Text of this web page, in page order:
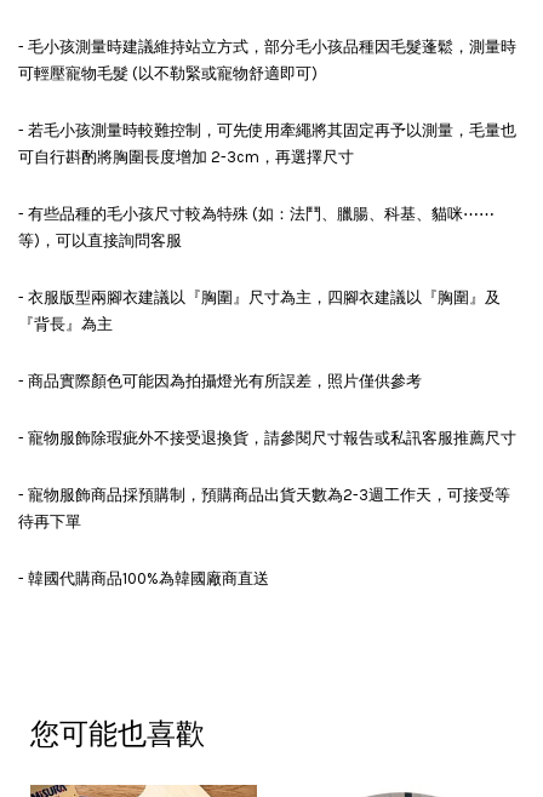
- 毛小孩測量時建議維持站立方式，部分毛小孩品種因毛髮蓬鬆，測量時
可輕壓寵物毛髮 (以不勒緊或寵物舒適即可)
- 若毛小孩測量時較難控制，可先使用牽繩將其固定再予以測量，毛量也
可自行斟酌將胸圍長度增加 2-3cm，再選擇尺寸
- 有些品種的毛小孩尺寸較為特殊 (如：法鬥、臘腸、科基、貓咪⋯⋯
等)，可以直接詢問客服
- 衣服版型兩腳衣建議以『胸圍』尺寸為主，四腳衣建議以『胸圍』及
『背長』為主
- 商品實際顏色可能因為拍攝燈光有所誤差，照片僅供參考
- 寵物服飾除瑕疵外不接受退換貨，請參閱尺寸報告或私訊客服推薦尺寸
- 寵物服飾商品採預購制，預購商品出貨天數為2-3週工作天，可接受等
待再下單
- 韓國代購商品100%為韓國廠商直送
您可能也喜歡